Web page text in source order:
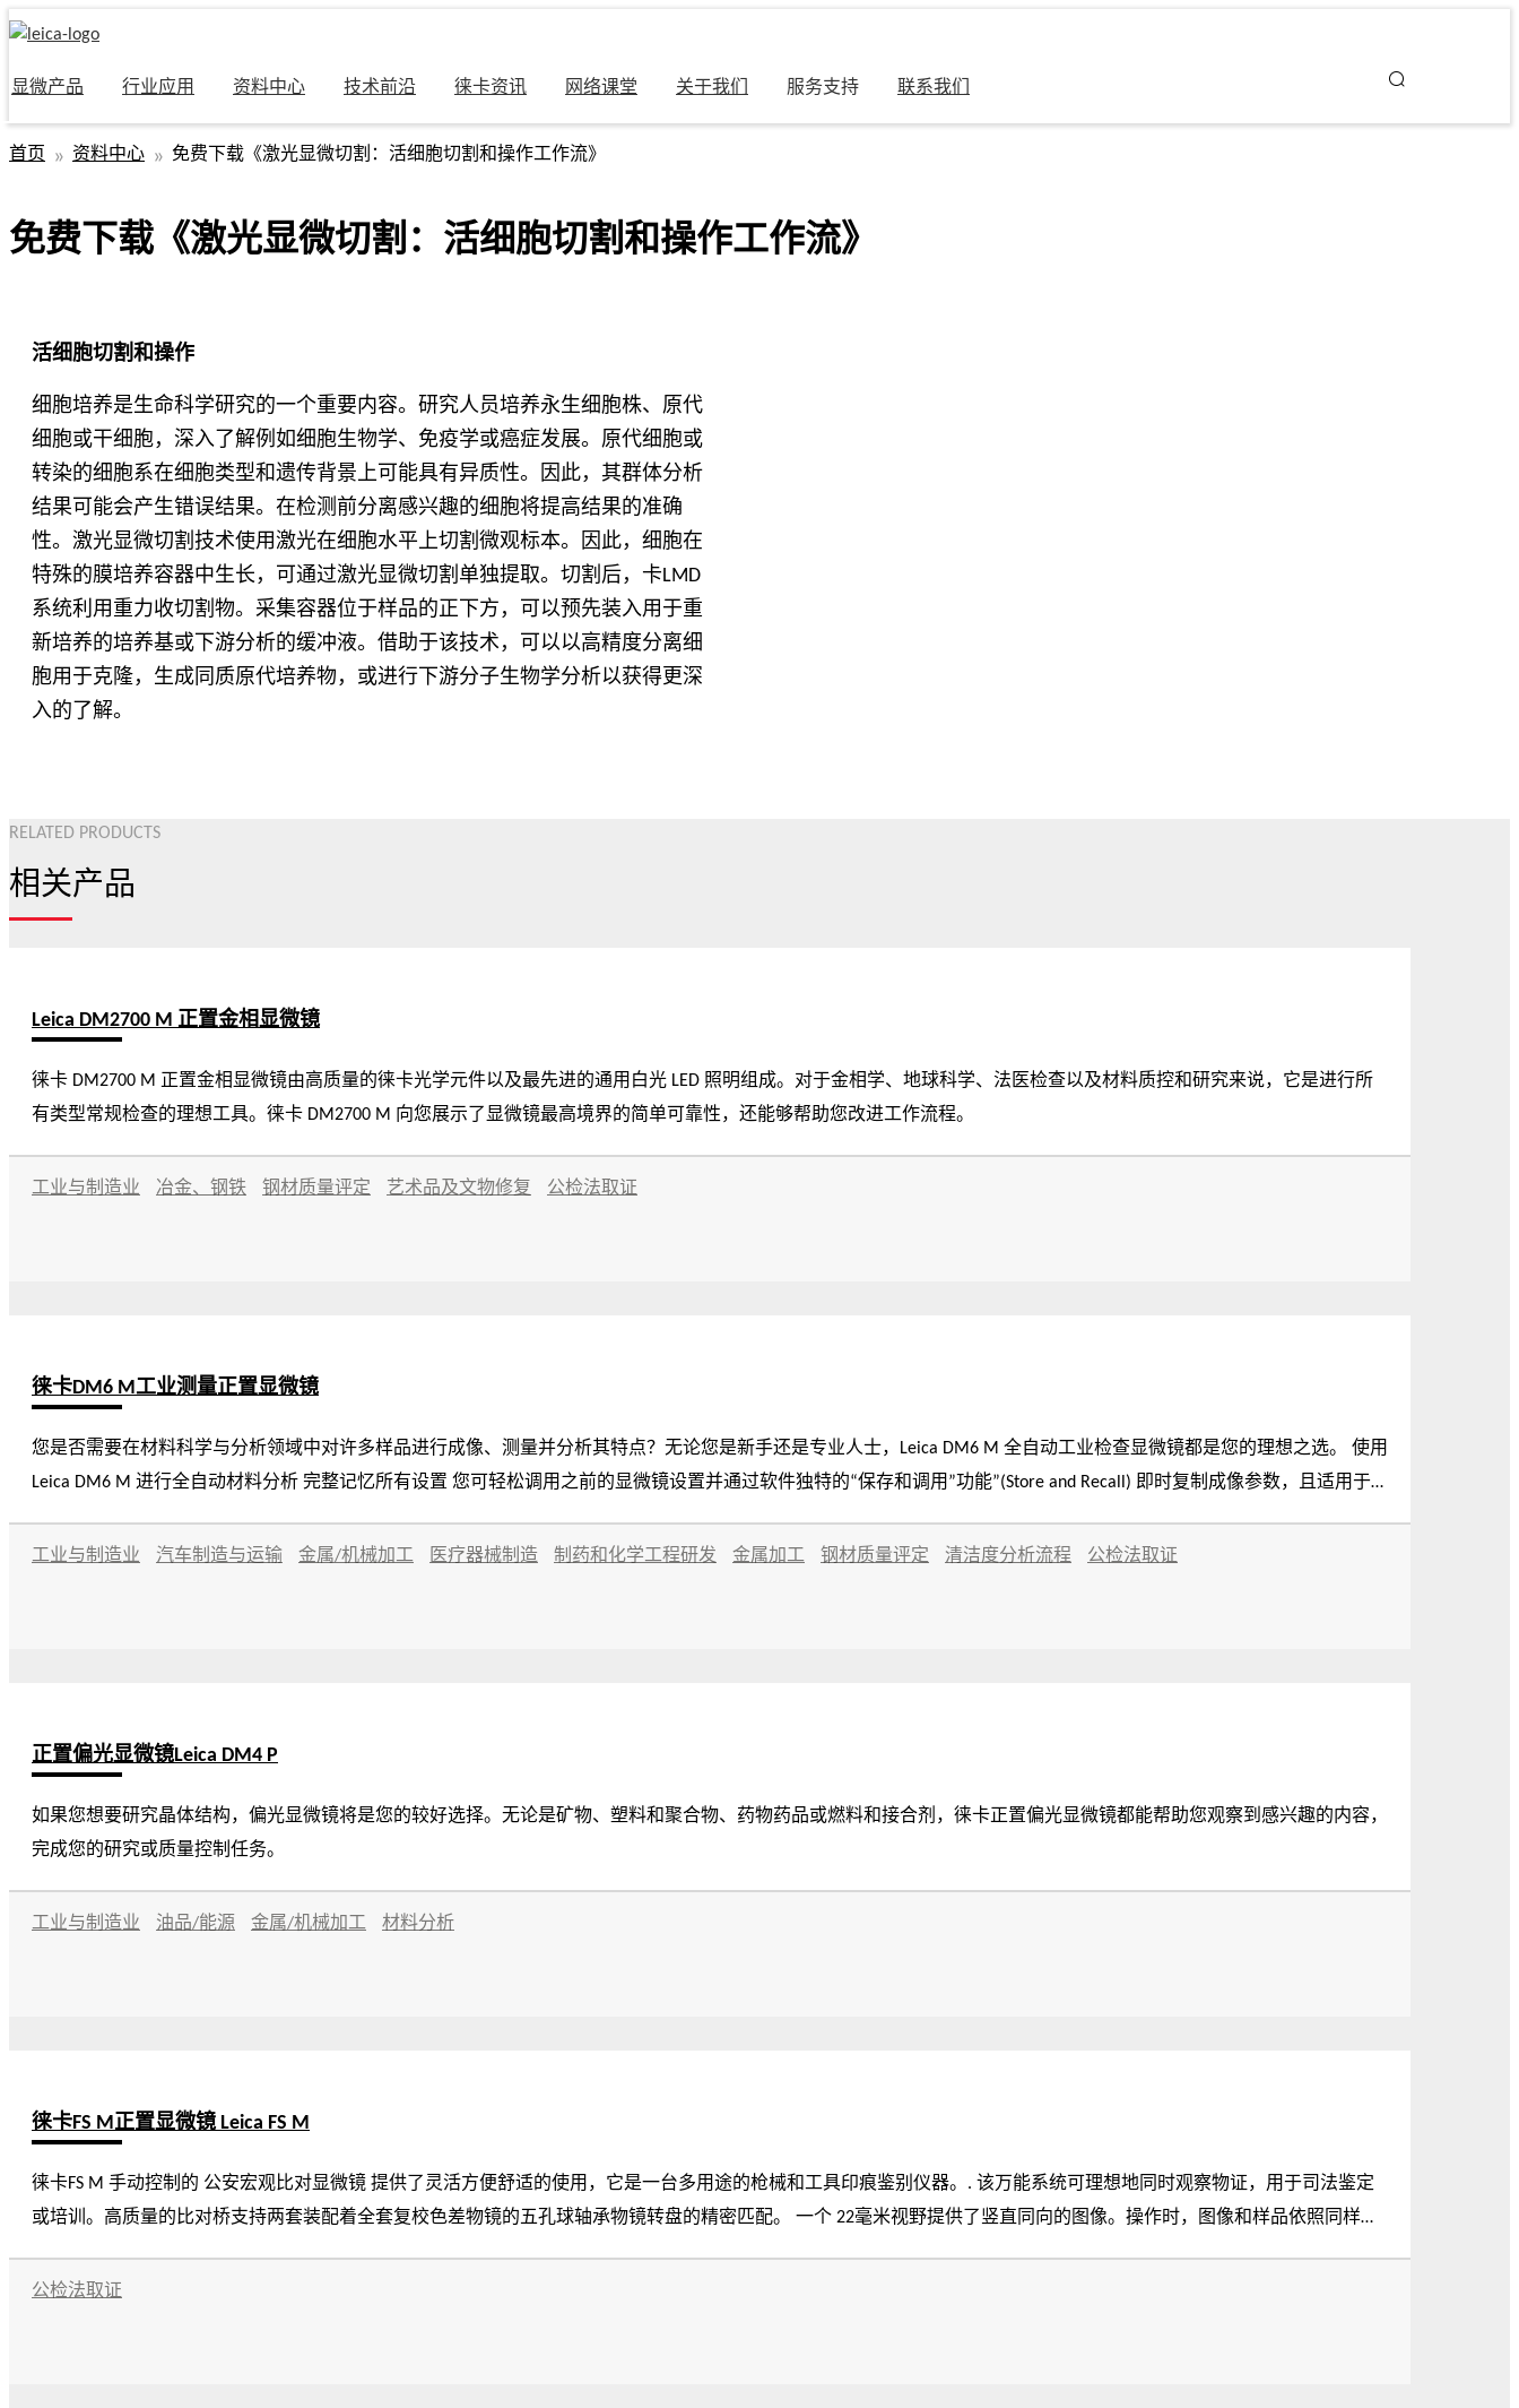
显微产品 行业应用 资料中心 技术前沿 徕卡资讯 网络课堂 关于我们 服务支持 联系我们
首页 资料中心 免费下载《激光显微切割：活细胞切割和操作工作流》
免费下载《激光显微切割：活细胞切割和操作工作流》
活细胞切割和操作
细胞培养是生命科学研究的一个重要内容。研究人员培养永生细胞株、原代
细胞或干细胞，深入了解例如细胞生物学、免疫学或癌症发展。原代细胞或
转染的细胞系在细胞类型和遗传背景上可能具有异质性。因此，其群体分析
结果可能会产生错误结果。在检测前分离感兴趣的细胞将提高结果的准确
性。激光显微切割技术使用激光在细胞水平上切割微观标本。因此，细胞在
特殊的膜培养容器中生长，可通过激光显微切割单独提取。切割后，卡LMD
系统利用重力收切割物。采集容器位于样品的正下方，可以预先装入用于重
新培养的培养基或下游分析的缓冲液。借助于该技术，可以以高精度分离细
胞用于克隆，生成同质原代培养物，或进行下游分子生物学分析以获得更深
入的了解。
RELATED PRODUCTS
相关产品
Leica DM2700 M 正置金相显微镜
徕卡 DM2700 M 正置金相显微镜由高质量的徕卡光学元件以及最先进的通用白光 LED 照明组成。对于金相学、地球科学、法医检查以及材料质控和研究来说，它是进行所
有类型常规检查的理想工具。徕卡 DM2700 M 向您展示了显微镜最高境界的简单可靠性，还能够帮助您改进工作流程。
工业与制造业 冶金、钢铁 钢材质量评定 艺术品及文物修复 公检法取证
徕卡DM6 M工业测量正置显微镜
您是否需要在材料科学与分析领域中对许多样品进行成像、测量并分析其特点？无论您是新手还是专业人士，Leica DM6 M 全自动工业检查显微镜都是您的理想之选。 使用
Leica DM6 M 进行全自动材料分析 完整记忆所有设置 您可轻松调用之前的显微镜设置并通过软件独特的“保存和调用”功能”(Store and Recall) 即时复制成像参数，且适用于
工业与制造业 汽车制造与运输 金属/机械加工 医疗器械制造 制药和化学工程研发 金属加工 钢材质量评定 清洁度分析流程 公检法取证
正置偏光显微镜Leica DM4 P
如果您想要研究晶体结构，偏光显微镜将是您的较好选择。无论是矿物、塑料和聚合物、药物药品或燃料和接合剂，徕卡正置偏光显微镜都能帮助您观察到感兴趣的内容，
完成您的研究或质量控制任务。
工业与制造业 油品/能源 金属/机械加工 材料分析
徕卡FS M正置显微镜 Leica FS M
徕卡FS M 手动控制的 公安宏观比对显微镜 提供了灵活方便舒适的使用，它是一台多用途的枪械和工具印痕鉴别仪器。. 该万能系统可理想地同时观察物证，用于司法鉴定
或培训。高质量的比对桥支持两套装配着全套复校色差物镜的五孔球轴承物镜转盘的精密匹配。 一个 22毫米视野提供了竖直同向的图像。操作时，图像和样品依照同样方
公检法取证